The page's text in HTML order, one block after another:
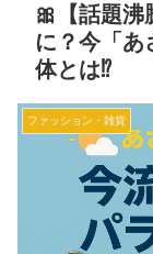
🎀【話題沸
に？今「あ
体とは⁉️
ファッション・雑貨